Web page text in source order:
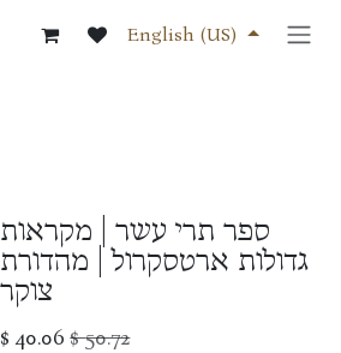
English (US)
ספר תרי עשר | מקראות
גדולות ארטסקרול | מהדורת
צוקר
$40.06 $50.72